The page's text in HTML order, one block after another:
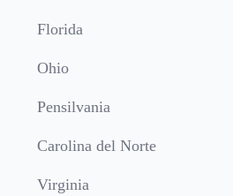
Florida
Ohio
Pensilvania
Carolina del Norte
Virginia